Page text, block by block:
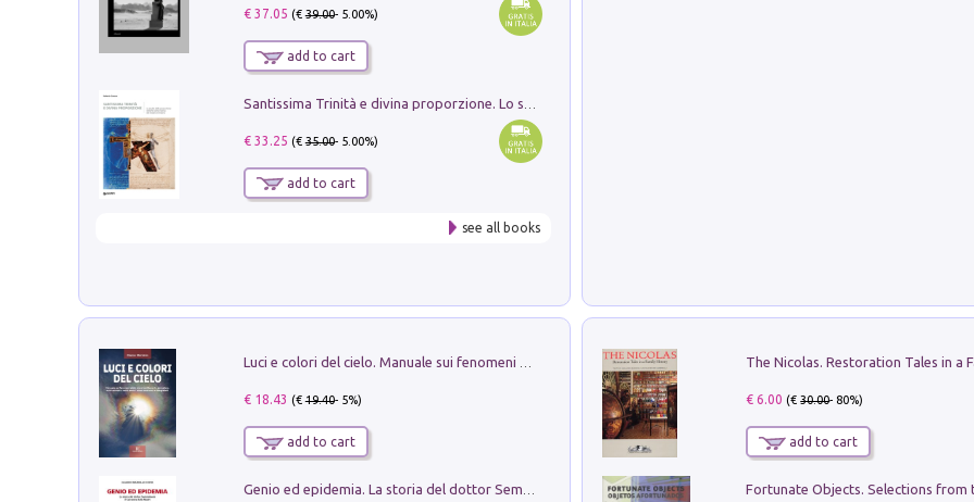
€ 37.05 (€39.00- 5.00%)
add to cart
€ 33.25 (€35.00- 5.00%)
add to cart
see all books
€ 18.43 (€19.40- 5%)
add to cart
€ 6.00 (€30.00- 80%)
add to cart